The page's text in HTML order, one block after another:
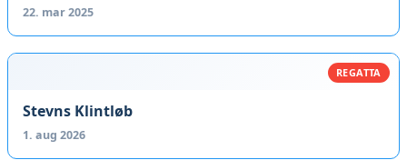
22. mar 2025
REGATTA
Stevns Klintløb
1. aug 2026